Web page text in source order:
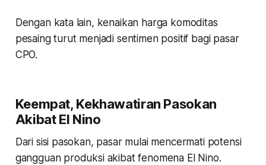
Dengan kata lain, kenaikan harga komoditas
pesaing turut menjadi sentimen positif bagi pasar
CPO.
Keempat, Kekhawatiran Pasokan
Akibat El Nino
Dari sisi pasokan, pasar mulai mencermati potensi
gangguan produksi akibat fenomena El Nino.